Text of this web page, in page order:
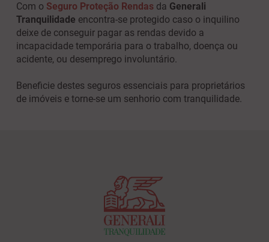
Com o Seguro Proteção Rendas da Generali
Tranquilidade encontra-se protegido caso o inquilino
deixe de conseguir pagar as rendas devido a
incapacidade temporária para o trabalho, doença ou
acidente, ou desemprego involuntário.
Beneficie destes seguros essenciais para proprietários
de imóveis e torne-se um senhorio com tranquilidade.